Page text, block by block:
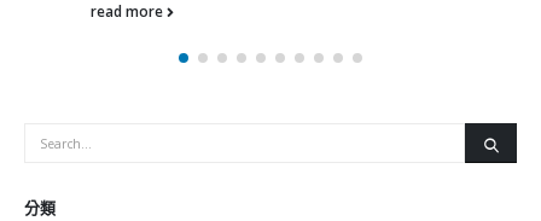
read more
分類